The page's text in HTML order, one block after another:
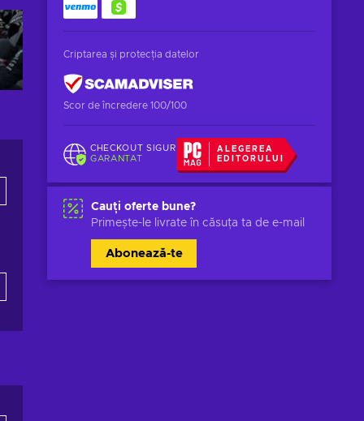
Criptarea și protecția datelor
Scor de încredere 100/100
CHECKOUT SIGUR
GARANTAT
ALEGEREA
EDITORULUI
Cauți oferte bune?
Primește-le livrate în căsuța ta de e-mail
Abonează-te